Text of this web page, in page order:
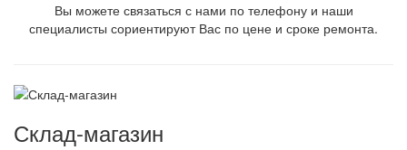
Вы можете связаться с нами по телефону и наши
специалисты сориентируют Вас по цене и сроке ремонта.
Склад-магазин